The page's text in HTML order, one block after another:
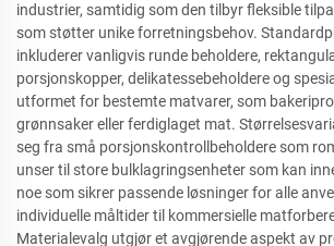
industrier, samtidig som den tilbyr fleksible
som støtter unike forretningsbehov.
inkluderer vanligvis runde beholdere,
porsjonskopper, delikatessebeholdere og
utformet for bestemte matvarer, som
grønnsaker eller ferdiglaget mat.
seg fra små porsjonskontrollbeholdere som
unser til store bulklagringsenheter som kan
noe som sikrer passende løsninger for alle
individuelle måltider til kommersielle
Materialevalg utgjør et avgjørende aspekt av